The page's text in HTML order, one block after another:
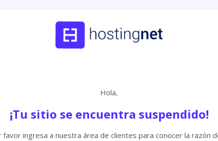
Hola,
¡Tu sitio se encuentra suspendido!
favor ingresa a nuestra área de clientes para conocer la razón